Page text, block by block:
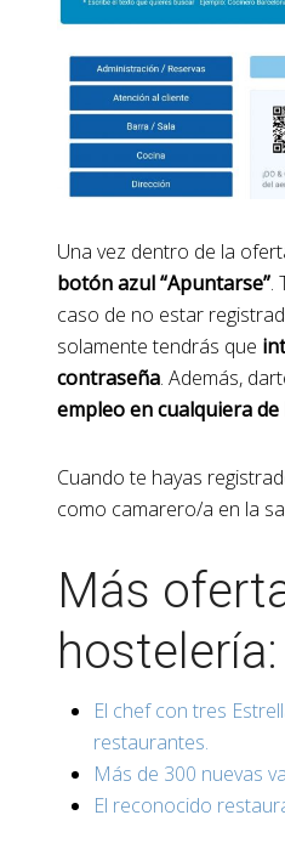
Una vez dentro de la
botón azul “Apuntarse”.
caso de no estar
solamente tendrás que
contraseña. Además,
empleo en cualquiera
Cuando te hayas
como camarero/a en la
Más
hostelería:
El chef con tres
restaurantes.
Más de 300 nuevas
El reconocido